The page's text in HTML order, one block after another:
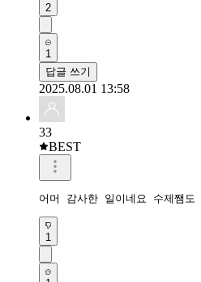
2
1
답글 쓰기
2025.08.01 13:58
33
BEST
어머 감사한 일이네요 수제쨈도
1